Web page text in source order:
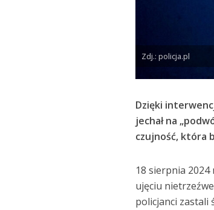
Zdj.: policja.pl
Dzięki
jechał na
czujność, która
18 sierpnia
ujęciu
policjanci zastali